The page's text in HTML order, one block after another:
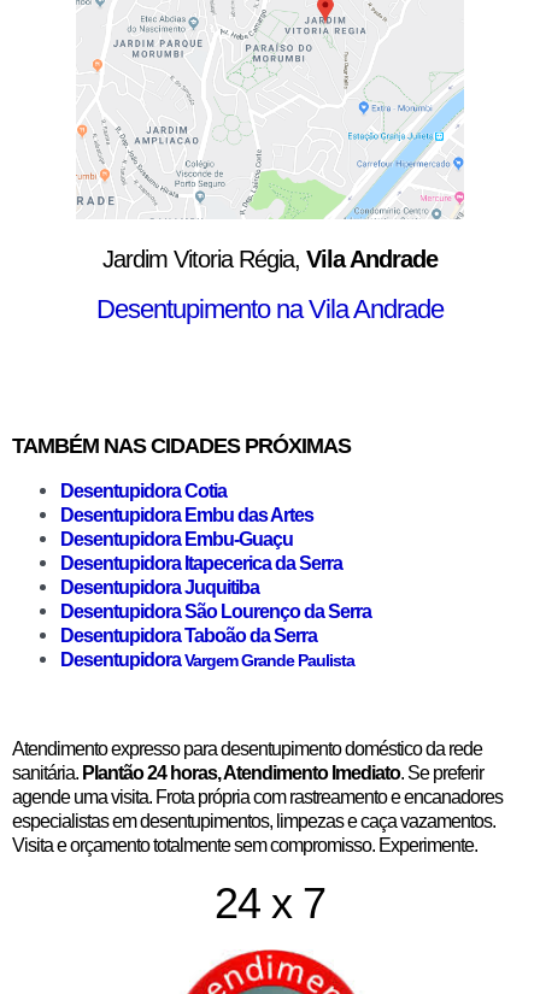
Jardim Vitoria Régia, Vila Andrade
Desentupimento na Vila Andrade
TAMBÉM NAS CIDADES PRÓXIMAS
Desentupidora Cotia
Desentupidora Embu das Artes
Desentupidora Embu-Guaçu
Desentupidora Itapecerica da Serra
Desentupidora Juquitiba
Desentupidora São Lourenço da Serra
Desentupidora Taboão da Serra
DesentupidoraVargem Grande Paulista
Atendimento expresso para desentupimento doméstico da rede
sanitária. Plantão 24 horas, Atendimento Imediato. Se preferir
agende uma visita. Frota própria com rastreamento e encanadores
especialistas em desentupimentos, limpezas e caça vazamentos.
Visita e orçamento totalmente sem compromisso. Experimente.
24 x 7